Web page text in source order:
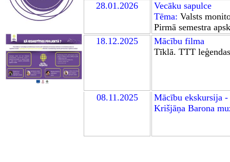
28.01.2026
Vecāku sapulce
Tēma: Valsts
Pirmā semestra
18.12.2025 Mācību filma
Tīklā. TTT
08.11.2025
Mācību ekskursija -
Krišjāņa Barona